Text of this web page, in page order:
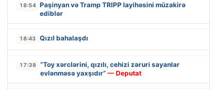
18:54 Paşinyan və Tramp TRIPP layihəsini müzakirə
ediblər
18:43 Qızıl bahalaşdı
17:38
“Toy xərclərini, qızılı, cehizi zəruri sayanlar
evlənməsə yaxşıdır” — Deputat